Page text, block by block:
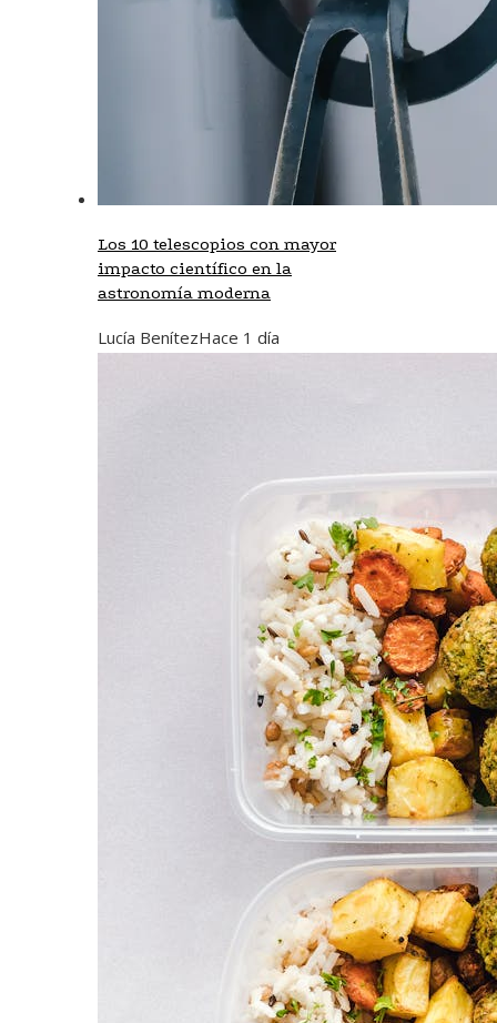
Los 10 telescopios con mayor
impacto científico en la
astronomía moderna
Lucía BenítezHace 1 día